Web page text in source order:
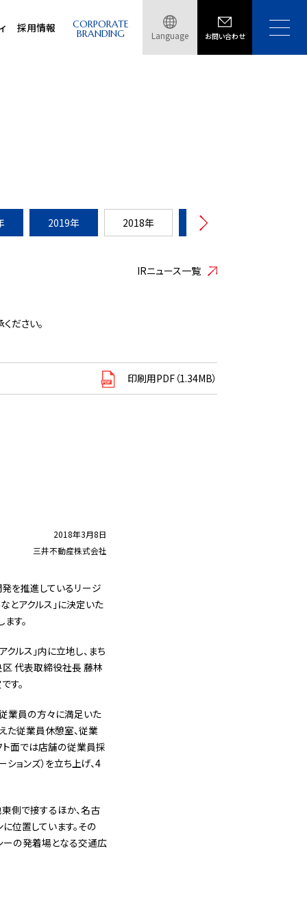
採用情報 CORPORATE
BRANDING Language お問い合わせ
2019年 2018年 2017年
IRニュース一覧
ださい。
印刷用PDF（1.34MB）
2018年3月8日
三井不動産株式会社
を推進しているリージ
とアクルス」に決定いた
す。
ルス」内に立地し、まち
区 代表取締役社長 藤林
す。
業員の方々に満足いた
た従業員休憩室、従業
ト面では店舗の従業員採
ョンズ）を立ち上げ、4
側で接するほか、名古
位置しています。その
ーの発着場となる交通広